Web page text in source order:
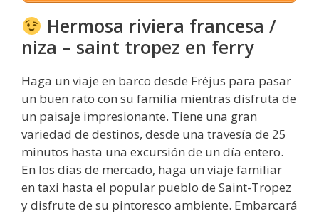
Hermosa riviera francesa /
niza – saint tropez en ferry
Haga un viaje en barco desde Fréjus para pasar
un buen rato con su familia mientras disfruta de
un paisaje impresionante. Tiene una gran
variedad de destinos, desde una travesía de 25
minutos hasta una excursión de un día entero.
En los días de mercado, haga un viaje familiar
en taxi hasta el popular pueblo de Saint-Tropez
y disfrute de su pintoresco ambiente. Embarcará